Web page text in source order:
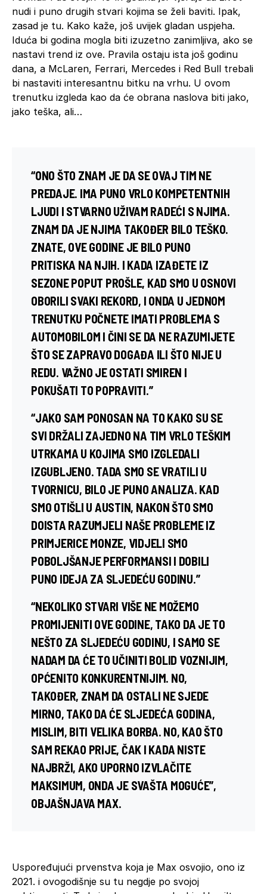
nudi i puno drugih stvari kojima se želi baviti. Ipak,
zasad je tu. Kako kaže, još uvijek gladan uspjeha.
Iduća bi godina mogla biti izuzetno zanimljiva, ako se
nastavi trend iz ove. Pravila ostaju ista još godinu
dana, a McLaren, Ferrari, Mercedes i Red Bull trebali
bi nastaviti interesantnu bitku na vrhu. U ovom
trenutku izgleda kao da će obrana naslova biti jako,
jako teška, ali…
“ONO ŠTO ZNAM JE DA SE OVAJ TIM NE
PREDAJE. IMA PUNO VRLO KOMPETENTNIH
LJUDI I STVARNO UŽIVAM RADEĆI S NJIMA.
ZNAM DA JE NJIMA TAKOĐER BILO TEŠKO.
ZNATE, OVE GODINE JE BILO PUNO
PRITISKA NA NJIH. I KADA IZAĐETE IZ
SEZONE POPUT PROŠLE, KAD SMO U OSNOVI
OBORILI SVAKI REKORD, I ONDA U JEDNOM
TRENUTKU POČNETE IMATI PROBLEMA S
AUTOMOBILOM I ČINI SE DA NE RAZUMIJETE
ŠTO SE ZAPRAVO DOGAĐA ILI ŠTO NIJE U
REDU. VAŽNO JE OSTATI SMIREN I
POKUŠATI TO POPRAVITI.”
“JAKO SAM PONOSAN NA TO KAKO SU SE
SVI DRŽALI ZAJEDNO NA TIM VRLO TEŠKIM
UTRKAMA U KOJIMA SMO IZGLEDALI
IZGUBLJENO. TADA SMO SE VRATILI U
TVORNICU, BILO JE PUNO ANALIZA. KAD
SMO OTIŠLI U AUSTIN, NAKON ŠTO SMO
DOISTA RAZUMJELI NAŠE PROBLEME IZ
PRIMJERICE MONZE, VIDJELI SMO
POBOLJŠANJE PERFORMANSI I DOBILI
PUNO IDEJA ZA SLJEDEĆU GODINU.”
“NEKOLIKO STVARI VIŠE NE MOŽEMO
PROMIJENITI OVE GODINE, TAKO DA JE TO
NEŠTO ZA SLJEDEĆU GODINU, I SAMO SE
NADAM DA ĆE TO UČINITI BOLID VOZNIJIM,
OPĆENITO KONKURENTNIJIM. NO,
TAKOĐER, ZNAM DA OSTALI NE SJEDE
MIRNO, TAKO DA ĆE SLJEDEĆA GODINA,
MISLIM, BITI VELIKA BORBA. NO, KAO ŠTO
SAM REKAO PRIJE, ČAK I KADA NISTE
NAJBRŽI, AKO UPORNO IZVLAČITE
MAKSIMUM, ONDA JE SVAŠTA MOGUĆE”,
OBJAŠNJAVA MAX.
Uspoređujući prvenstva koja je Max osvojio, ono iz
2021. i ovogodišnje su tu negdje po svojoj